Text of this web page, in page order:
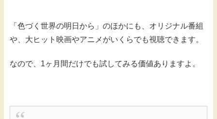
「色づく世界の明日から」のほかにも、オリジナル番組
や、大ヒット映画やアニメがいくらでも視聴できます。
なので、1ヶ月間だけでも試してみる価値ありますよ。